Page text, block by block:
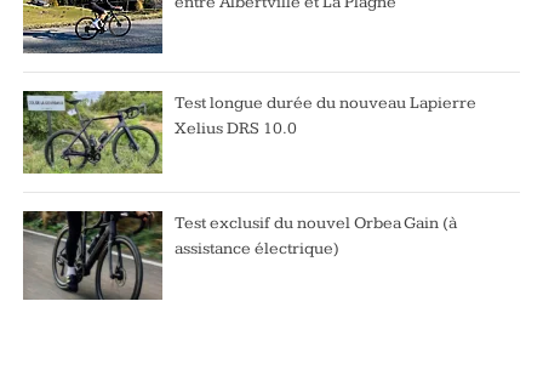
Test longue durée du nouveau Lapierre
Xelius DRS 10.0
Test exclusif du nouvel Orbea Gain (à
assistance électrique)